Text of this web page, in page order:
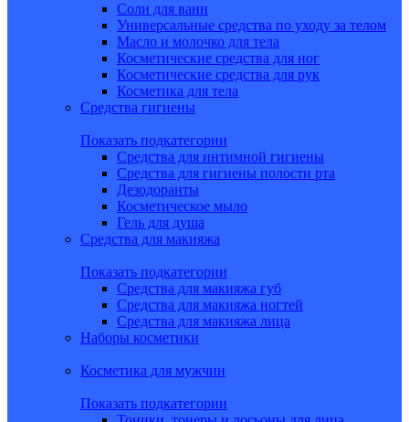
Соли для ванн
Универсальные средства по уходу за телом
Масло и молочко для тела
Косметические средства для ног
Косметические средства для рук
Косметика для тела
Средства гигиены
Показать подкатегории
Средства для интимной гигиены
Средства для гигиены полости рта
Дезодоранты
Косметическое мыло
Гель для душа
Средства для макияжа
Показать подкатегории
Средства для макияжа губ
Средства для макияжа ногтей
Средства для макияжа лица
Наборы косметики
Косметика для мужчин
Показать подкатегории